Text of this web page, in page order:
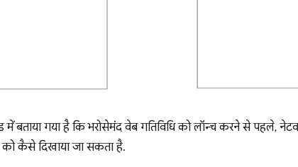
में बताया गया है कि भरोसेमंद वेब गतिविधि को लॉन्च करने से पहले,
को कैसे दिखाया जा सकता है.